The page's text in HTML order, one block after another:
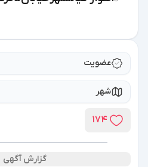
عضویت
شهر
گزارش آگهی